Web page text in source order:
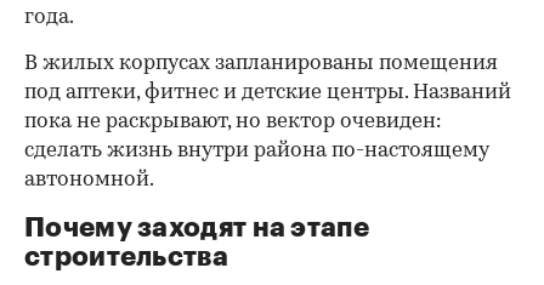
года.
В жилых корпусах запланированы помещения
под аптеки, фитнес и детские центры. Названий
пока не раскрывают, но вектор очевиден:
сделать жизнь внутри района по-настоящему
автономной.
Почему заходят на этапе
строительства